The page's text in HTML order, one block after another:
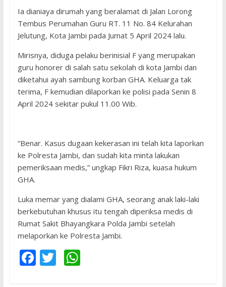
Ia dianiaya dirumah yang beralamat di Jalan Lorong
Tembus Perumahan Guru RT. 11 No. 84 Kelurahan
Jelutung, Kota Jambi pada Jumat 5 April 2024 lalu.
Mirisnya, diduga pelaku berinisial F yang merupakan
guru honorer di salah satu sekolah di kota Jambi dan
diketahui ayah sambung korban GHA. Keluarga tak
terima, F kemudian dilaporkan ke polisi pada Senin 8
April 2024 sekitar pukul 11.00 Wib.
“Benar. Kasus dugaan kekerasan ini telah kita laporkan
ke Polresta Jambi, dan sudah kita minta lakukan
pemeriksaan medis,” ungkap Fikri Riza, kuasa hukum
GHA.
Luka memar yang dialami GHA, seorang anak laki-laki
berkebutuhan khusus itu tengah diperiksa medis di
Rumat Sakit Bhayangkara Polda Jambi setelah
melaporkan ke Polresta Jambi.
F T W